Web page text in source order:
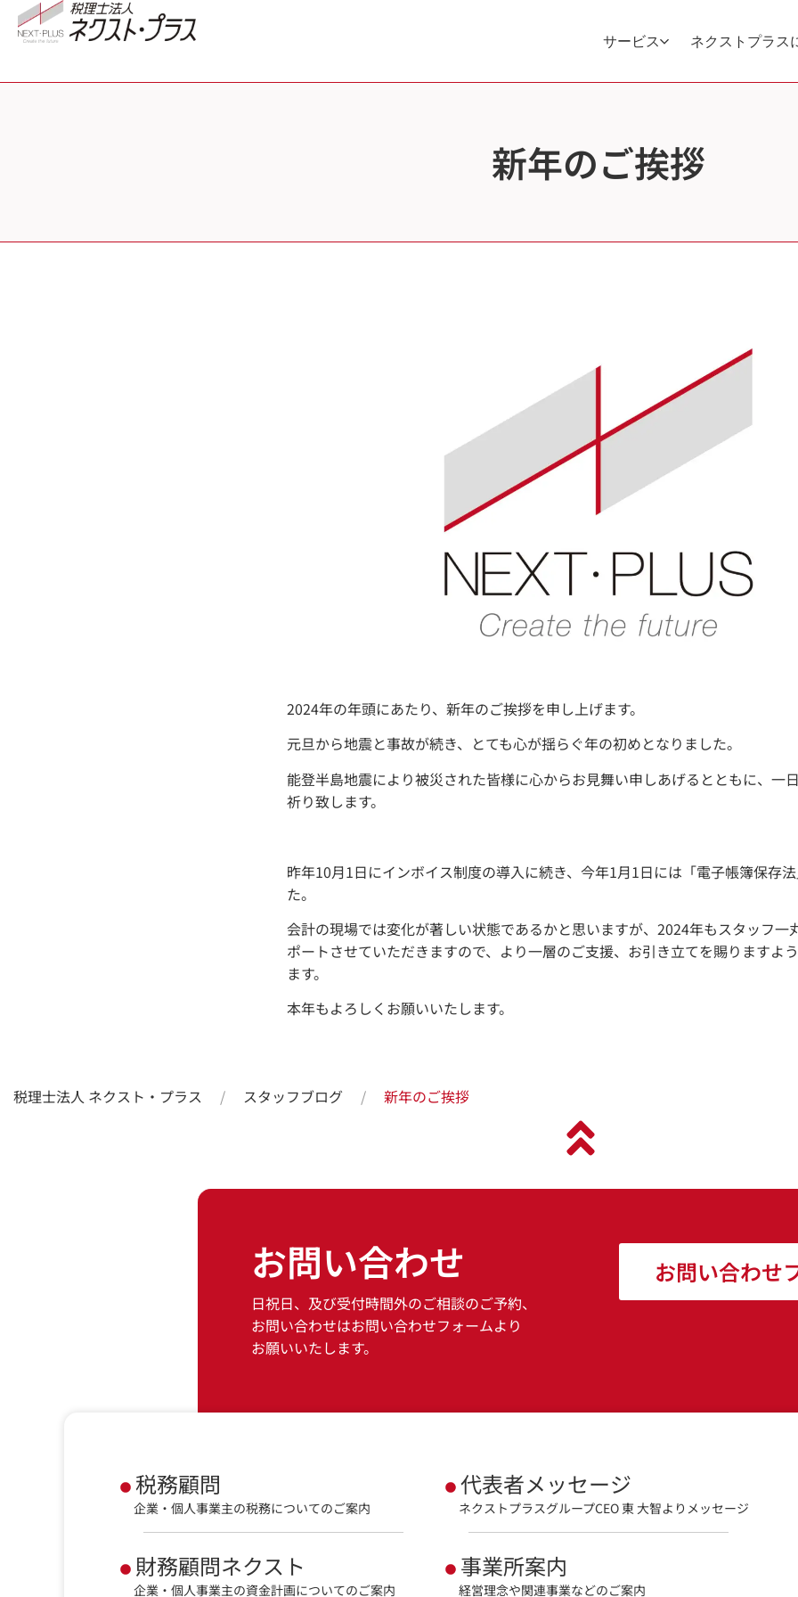
サービス ネクストプラス
新年のご挨拶
2024年の年頭にあたり、新年のご挨拶を申し上げます。
元旦から地震と事故が続き、とても心が揺らぐ年の初めとなりました。
能登半島地震により被災された皆様に心からお見舞い申しあげるとともに、一
祈り致します。
昨年10月1日にインボイス制度の導入に続き、今年1月1日には 「電子帳簿保存
た。
会計の現場では変化が著しい状態であるかと思いますが、 2024年もスタッフ一
ポートさせていただきますので、より一層のご支援、 お引き立てを賜りますよう
ます。
本年もよろしくお願いいたします。
税理士法人 ネクスト・プラス スタッフブログ 新年のご挨拶
お問い合わせ
日祝日、及び受付時間外のご相談のご予約、
お問い合わせはお問い合わせフォームより
お願いいたします。
お問い合わせ
税務顧問
企業・個人事業主の税務についてのご案内
財務顧問ネクスト
企業・個人事業主の資金計画についてのご案内
代表者メッセージ
ネクストプラスグループCEO 東 大智よりメッセージ
事業所案内
経営理念や関連事業などのご案内